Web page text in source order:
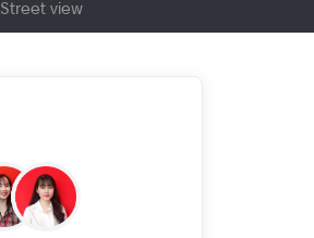
Street view